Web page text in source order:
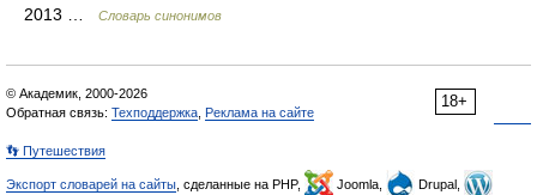
2013 …
Словарь синонимов
18+
© Академик, 2000-2026
Обратная связь: Техподдержка Реклама на сайте
👣 Путешествия
Экспорт словарей на сайты , сделанные на PHP, Joomla,
Drupal,